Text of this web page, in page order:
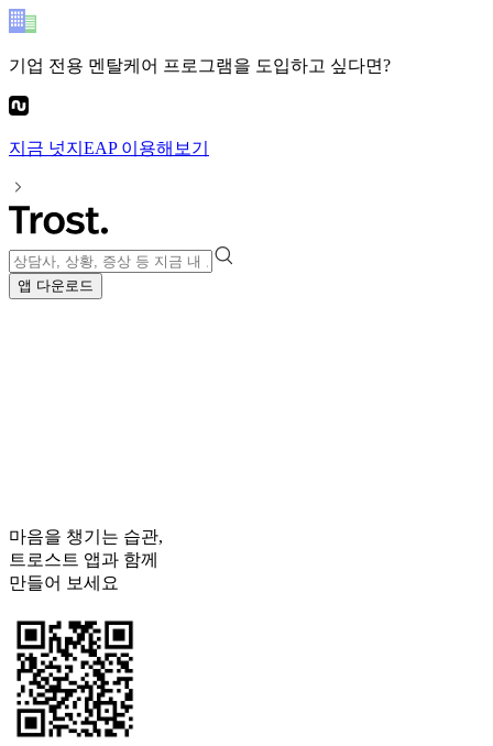
기업 전용 멘탈케어 프로그램을 도입하고 싶다면?
지금 넛지EAP이용해보기
앱 다운로드
마음을 챙기는 습관,
트로스트 앱과 함께
만들어 보세요